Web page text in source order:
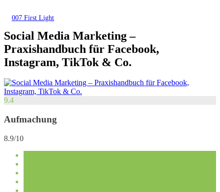
007 First Light
Social Media Marketing –
Praxishandbuch für Facebook,
Instagram, TikTok & Co.
9.4
Aufmachung
8.9/10